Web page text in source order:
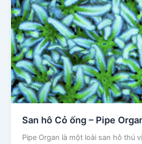
San hô Cỏ ống – Pipe
Pipe Organ là một loài san hô thú